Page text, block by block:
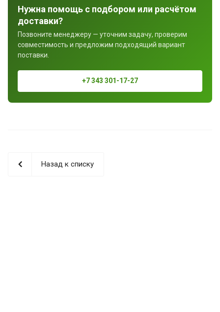
Нужна помощь с подбором или расчётом
доставки?
Позвоните менеджеру — уточним задачу, проверим
совместимость и предложим подходящий вариант
поставки.
+7 343 301-17-27
Назад к списку